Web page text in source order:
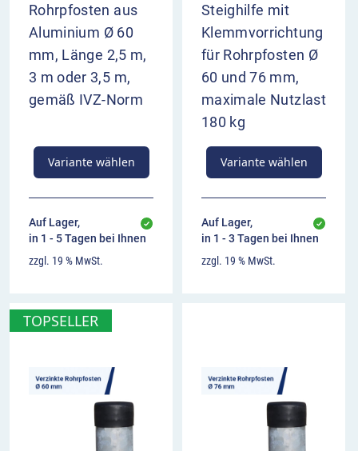
Rohrpfosten aus
Aluminium Ø 60
mm, Länge 2,5 m,
3 m oder 3,5 m,
gemäß IVZ-Norm
Variante wählen
Auf Lager,
in 1 - 5 Tagen bei Ihnen
zzgl. 19 % MwSt.
Steighilfe mit
Klemmvorrichtung
für Rohrpfosten Ø
60 und 76 mm,
maximale Nutzlast
180 kg
Variante wählen
Auf Lager,
in 1 - 3 Tagen bei Ihnen
zzgl. 19 % MwSt.
TOPSELLER